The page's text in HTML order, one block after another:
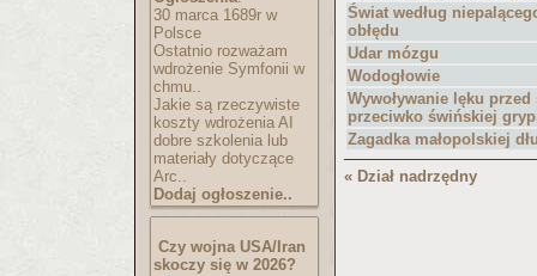
30 marca 1689r w
Polsce
Ostatnio rozważam
wdrożenie Symfonii w
chmu..
Jakie są rzeczywiste
koszty wdrożenia AI
dobre szkolenia lub
materiały dotyczące
Arc..
Dodaj ogłoszenie..
Czy wojna USA/Iran
skoczy się w 2026?
Świat według
obłędu
Udar mózgu
Wodogłowie
Wywoływanie lęku
przeciwko świńskiej
Zagadka małopolskiej
« Dział nadrzędny